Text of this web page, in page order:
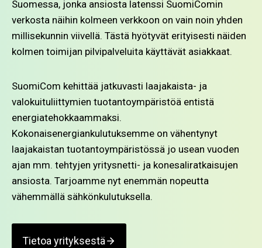
Suomessa, jonka ansiosta latenssi SuomiComin
verkosta näihin kolmeen verkkoon on vain noin yhden
millisekunnin viivellä. Tästä hyötyvät erityisesti näiden
kolmen toimijan pilvipalveluita käyttävät asiakkaat.
SuomiCom kehittää jatkuvasti laajakaista- ja
valokuituliittymien tuotantoympäristöä entistä
energiatehokkaammaksi.
Kokonaisenergiankulutuksemme on vähentynyt
laajakaistan tuotantoympäristössä jo usean vuoden
ajan mm. tehtyjen yritysnetti- ja konesaliratkaisujen
ansiosta. Tarjoamme nyt enemmän nopeutta
vähemmällä sähkönkulutuksella.
Tietoa yrityksestä